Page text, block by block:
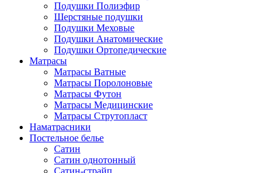
Подушки Полиэфир
Шерстяные подушки
Подушки Меховые
Подушки Анатомические
Подушки Ортопедические
Матрасы
Матрасы Ватные
Матрасы Поролоновые
Матрасы Футон
Матрасы Медицинские
Матрасы Струтопласт
Наматрасники
Постельное белье
Сатин
Сатин однотонный
Сатин-страйп